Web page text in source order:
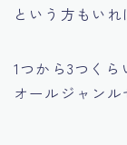
という方もいれ
1つから3つく
オールジャン